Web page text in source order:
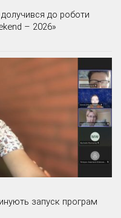
до роботи
– 2026»
запуск програм